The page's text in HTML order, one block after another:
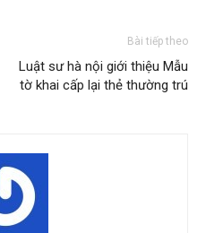
Bài tiếp theo
Luật sư hà nội giới thiệu Mẫu
tờ khai cấp lại thẻ thường trú